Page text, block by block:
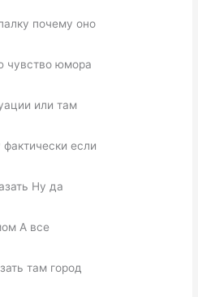
почему оно
чувство юмора
или там
если
Ну да
А все
там город